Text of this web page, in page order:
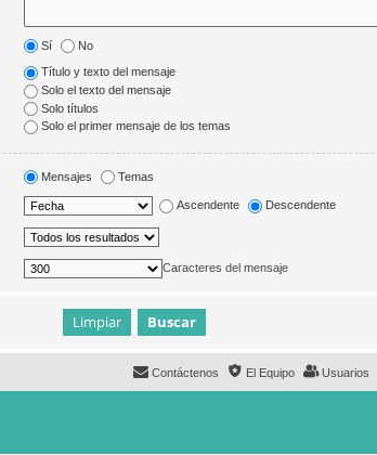
Sí No
Título y texto del mensaje
Solo el texto del mensaje
Solo títulos
Solo el primer mensaje de los temas
Mensajes Temas
Ascendente Descendente
Caracteres del mensaje
Usuarios
El Equipo
Contáctenos